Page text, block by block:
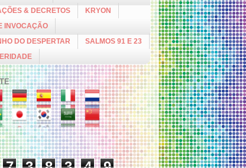
& DECRETOS
KRYON
INVOCAÇÃO
DO DESPERTAR
SALMOS 91 E 23